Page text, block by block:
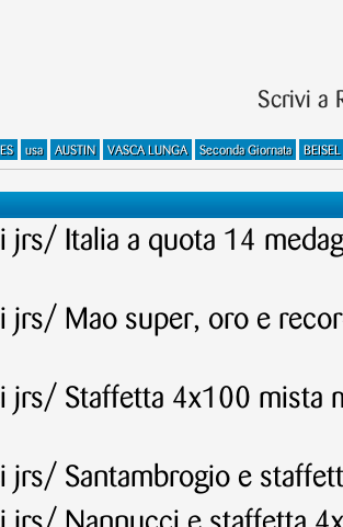
Scrivi a
usa AUSTIN VASCA LUNGA Seconda Giornata BEISEL
jrs/ Italia a quota 14
jrs/ Mao super, oro e
jrs/ Staffetta 4x100 mista
jrs/ Santambrogio e